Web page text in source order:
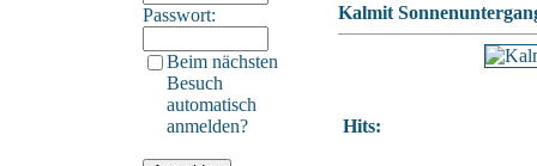
Passwort:
Beim nächsten
Besuch
automatisch
anmelden?
Kalmit
Hits: